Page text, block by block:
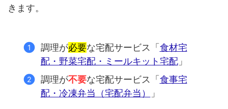
きます。
調理が必要な宅配サービス「食材宅
配・野菜宅配・ミールキット宅配」
調理が不要な宅配サービス「食事宅
配・冷凍弁当（宅配弁当）
」